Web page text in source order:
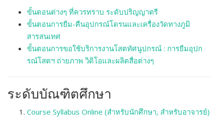
ขั้นตอนต่างๆ ที่ควรทราบ ระดับปริญญาตรี
ขั้นตอนการยืม-คืนอุปกรณ์โดรนและเครื่องวัดทางภูมิ
สารสนเทศ
ขั้นตอนการขอใช้บริการงานโสตทัศนูปกรณ์ : การยืมอุปก
รณ์โสตฯ ถ่ายภาพ วิดิโอและผลิตสื่อต่างๆ
ระดับบัณฑิตศึกษา
Course Syllabus Online (สำหรับนักศึกษา, สำหรับอาจารย์)